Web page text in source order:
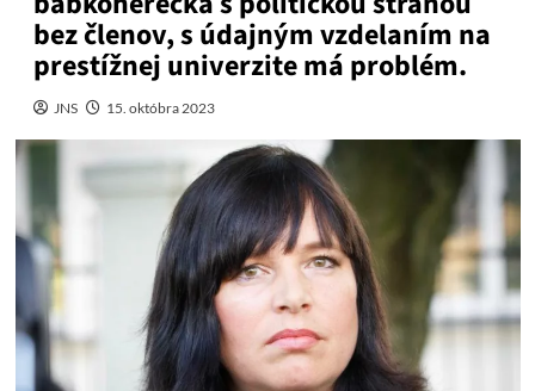
bez členov, s údajným vzdelaním na
prestížnej univerzite má problém.
JNS 15. októbra 2023